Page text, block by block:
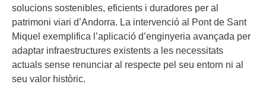
solucions sostenibles, eficients i duradores per al
patrimoni viari d’Andorra. La intervenció al Pont de Sant
Miquel exemplifica l’aplicació d’enginyeria avançada per
adaptar infraestructures existents a les necessitats
actuals sense renunciar al respecte pel seu entorn ni al
seu valor històric.